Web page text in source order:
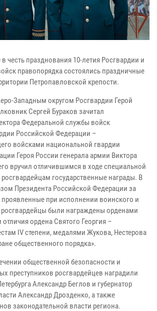
в честь празднования 10-летия Росгвардии и
правопорядка состоялись праздничные
Петропавловской крепости.
Западным округом Росгвардии Герой
Сергей Бураков зачитал
Федеральной службы войск
Российской Федерации –
войсками национальной гвардии
Героя России генерала армии Виктора
вручил отличившимся в ходе специальной
государственные награды. В
Президента Российской Федерации за
проявленные при исполнении воинского и
росгвардейцы были награждены орденами
ордена Святого Георгия –
IV степени, медалями Жукова, Нестерова
общественного порядка».
общественной безопасности и
преступников росгвардейцев наградили
Александр Беглов и губернатор
Александр Дрозденко, а также
законодательной власти региона.